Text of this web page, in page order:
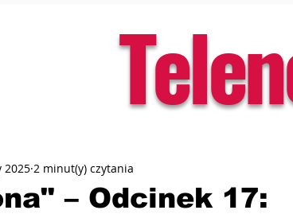
– Odcinek 17:
2025 2 minut(y) czytania